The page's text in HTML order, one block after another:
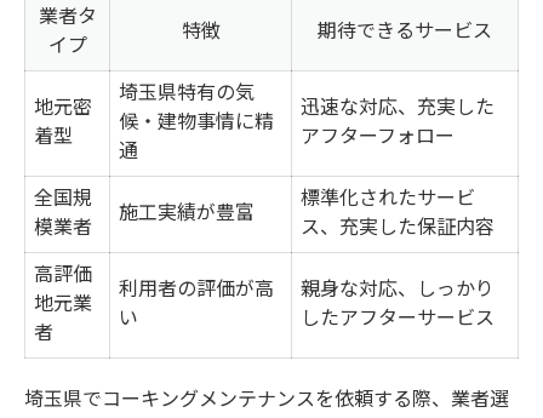
業者タ
イプ
特徴 期待できるサービス
地元密
着型
埼玉県特有の気
候・建物事情に精
通
迅速な対応、充実した
アフターフォロー
全国規
模業者
施工実績が豊富
標準化されたサービ
ス、充実した保証内容
高評価
地元業
者
利用者の評価が高
い
親身な対応、しっかり
したアフターサービス
埼玉県でコーキングメンテナンスを依頼する際、業者選